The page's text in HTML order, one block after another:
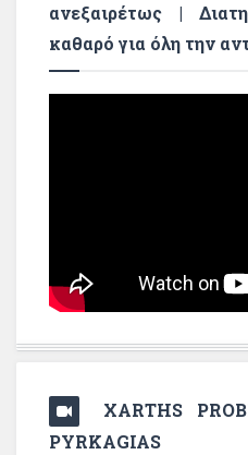
ανεξαιρέτως |
καθαρό για όλη την
XARTHS
PYRKAGIAS